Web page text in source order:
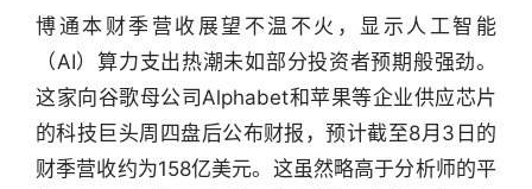
博通本财季营收展望不温不火，显示人工智能
（AI）算力支出热潮未如部分投资者预期般强劲。
这家向谷歌母公司Alphabet和苹果等企业供应芯片
的科技巨头周四盘后公布财报，预计截至8月3日的
财季营收约为158亿美元。这虽然略高于分析师的平